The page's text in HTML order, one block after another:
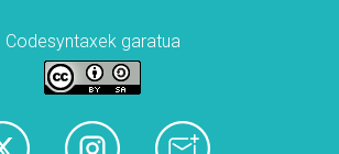
Codesyntaxek garatua